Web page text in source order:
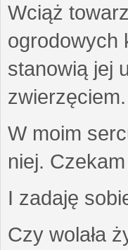
Wciąż
ogrodowych
stanowią jej
zwierzęciem.
W moim
niej.
I zadaję
Czy wolała